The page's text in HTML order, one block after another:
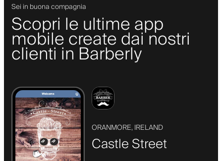
Sei in buona compagnia
Scopri le ultime app
mobile create dai nostri
clienti in Barberly
ORANMORE, IRELAND
Castle Street